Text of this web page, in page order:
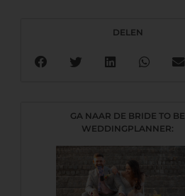
DELEN
GA NAAR DE BRIDE TO BE
WEDDINGPLANNER: